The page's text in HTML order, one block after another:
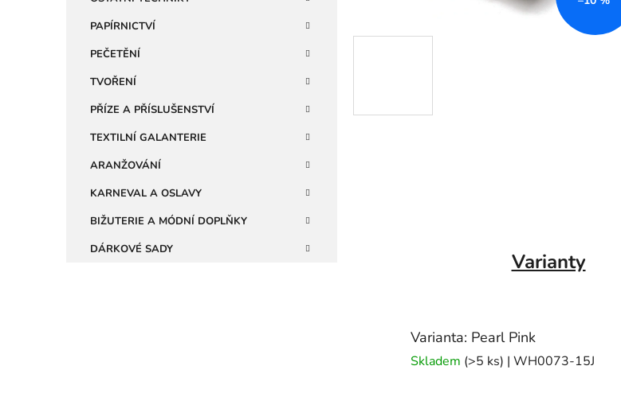
PAPÍRNICTVÍ
PEČETĚNÍ
TVOŘENÍ
PŘÍZE A PŘÍSLUŠENSTVÍ
TEXTILNÍ GALANTERIE
ARANŽOVÁNÍ
KARNEVAL A OSLAVY
BIŽUTERIE A MÓDNÍ DOPLŇKY
DÁRKOVÉ SADY
Varianty
Varianta: Pearl Pink
Skladem (>5 ks) | WH0073-15J